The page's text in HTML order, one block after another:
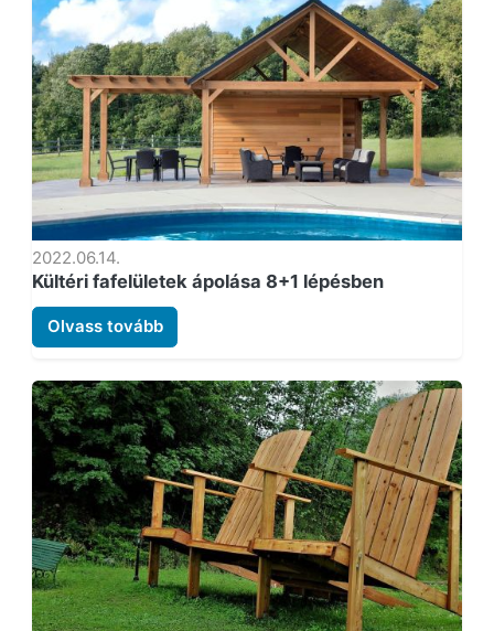
2022.06.14.
Kültéri fafelületek ápolása 8+1 lépésben
Olvass tovább